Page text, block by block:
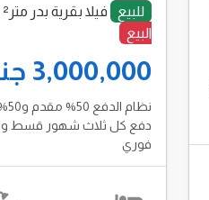
للبيع فيلا بقرية بدر متر² دور ارضى بحديقة
البيع
3,000,000 جنية
دفع كل ثلاث شهور قسط
فوري